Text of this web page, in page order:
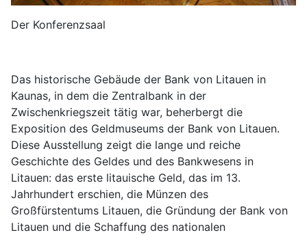
Der Konferenzsaal
Das historische Gebäude der Bank von Litauen in
Kaunas, in dem die Zentralbank in der
Zwischenkriegszeit tätig war, beherbergt die
Exposition des Geldmuseums der Bank von Litauen.
Diese Ausstellung zeigt die lange und reiche
Geschichte des Geldes und des Bankwesens in
Litauen: das erste litauische Geld, das im 13.
Jahrhundert erschien, die Münzen des
Großfürstentums Litauen, die Gründung der Bank von
Litauen und die Schaffung des nationalen